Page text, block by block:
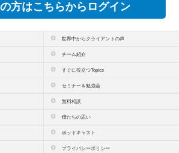
方はこちらからログイン
世界中からクライアントの声
チーム紹介
すぐに役立つTopics
セミナー＆勉強会
無料相談
僕たちの思い
ポッドキャスト
プライバシーポリシー